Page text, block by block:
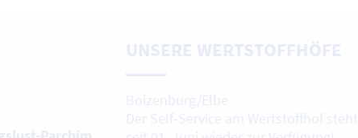
UNSERE WERTSTOFFHÖFE
Boizenburg/Elbe
Der Self-Service am Wertstoffhof steht